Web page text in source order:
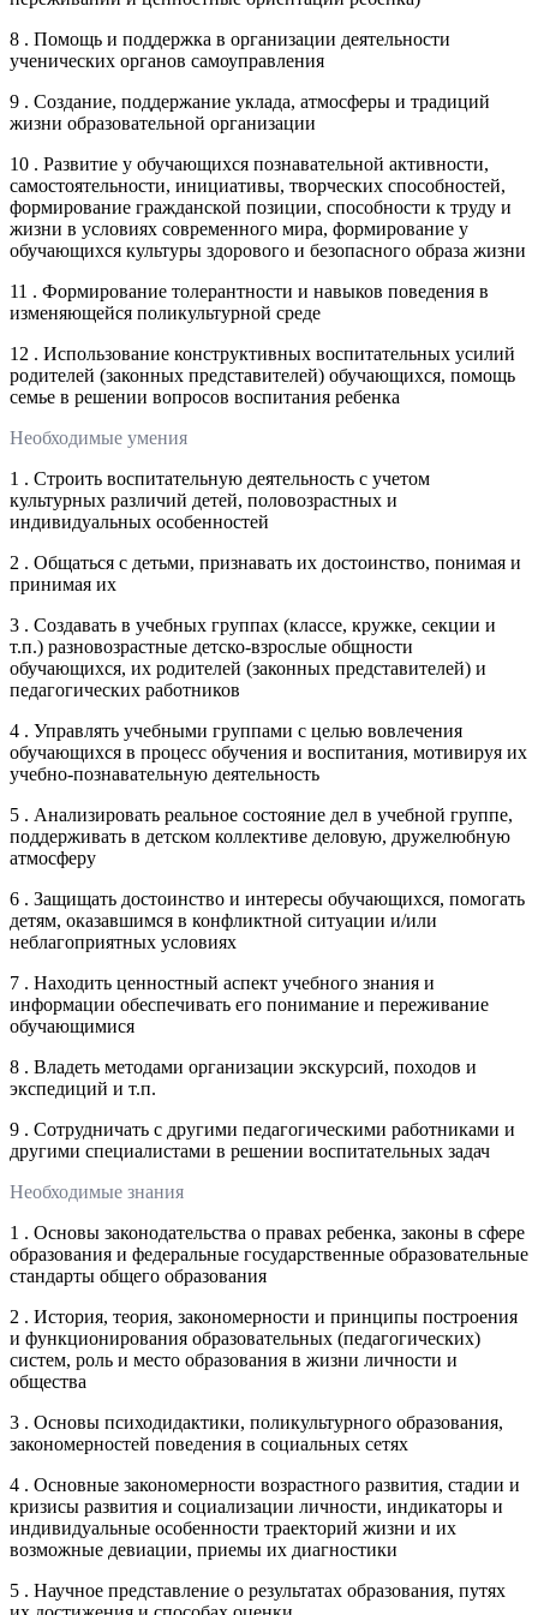
8 . Помощь и поддержка в организации деятельности
ученических органов самоуправления
9 . Создание, поддержание уклада, атмосферы и традиций
жизни образовательной организации
10 . Развитие у обучающихся познавательной активности,
самостоятельности, инициативы, творческих способностей,
формирование гражданской позиции, способности к труду и
жизни в условиях современного мира, формирование у
обучающихся культуры здорового и безопасного образа жизни
11 . Формирование толерантности и навыков поведения в
изменяющейся поликультурной среде
12 . Использование конструктивных воспитательных усилий
родителей (законных представителей) обучающихся, помощь
семье в решении вопросов воспитания ребенка
Необходимые умения
1 . Строить воспитательную деятельность с учетом
культурных различий детей, половозрастных и
индивидуальных особенностей
2 . Общаться с детьми, признавать их достоинство, понимая и
принимая их
3 . Создавать в учебных группах (классе, кружке, секции и
т.п.) разновозрастные детско-взрослые общности
обучающихся, их родителей (законных представителей) и
педагогических работников
4 . Управлять учебными группами с целью вовлечения
обучающихся в процесс обучения и воспитания, мотивируя их
учебно-познавательную деятельность
5 . Анализировать реальное состояние дел в учебной группе,
поддерживать в детском коллективе деловую, дружелюбную
атмосферу
6 . Защищать достоинство и интересы обучающихся, помогать
детям, оказавшимся в конфликтной ситуации и/или
неблагоприятных условиях
7 . Находить ценностный аспект учебного знания и
информации обеспечивать его понимание и переживание
обучающимися
8 . Владеть методами организации экскурсий, походов и
экспедиций и т.п.
9 . Сотрудничать с другими педагогическими работниками и
другими специалистами в решении воспитательных задач
Необходимые знания
1 . Основы законодательства о правах ребенка, законы в сфере
образования и федеральные государственные образовательные
стандарты общего образования
2 . История, теория, закономерности и принципы построения
и функционирования образовательных (педагогических)
систем, роль и место образования в жизни личности и
общества
3 . Основы психодидактики, поликультурного образования,
закономерностей поведения в социальных сетях
4 . Основные закономерности возрастного развития, стадии и
кризисы развития и социализации личности, индикаторы и
индивидуальные особенности траекторий жизни и их
возможные девиации, приемы их диагностики
5 . Научное представление о результатах образования, путях